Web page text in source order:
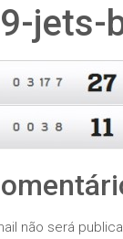
jets-
não será